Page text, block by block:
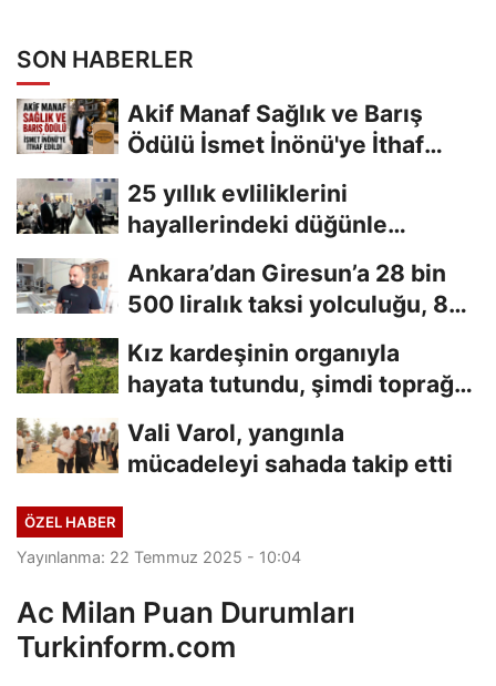
SON HABERLER
Akif Manaf Sağlık ve Barış
Ödülü İsmet İnönü'ye İthaf
25 yıllık evliliklerini
hayallerindeki düğünle
Ankara’dan Giresun’a 28 bin
500 liralık taksi yolculuğu, 8
Kız kardeşinin organıyla
hayata tutundu, şimdi toprağa
Vali Varol, yangınla
mücadeleyi sahada takip etti
ÖZEL HABER
Yayınlanma: 22 Temmuz 2025 - 10:04
Ac Milan Puan Durumları
Turkinform.com